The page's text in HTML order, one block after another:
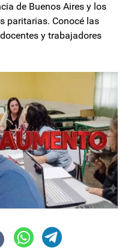
de Buenos Aires y los
paritarias. Conocé las
y trabajadores